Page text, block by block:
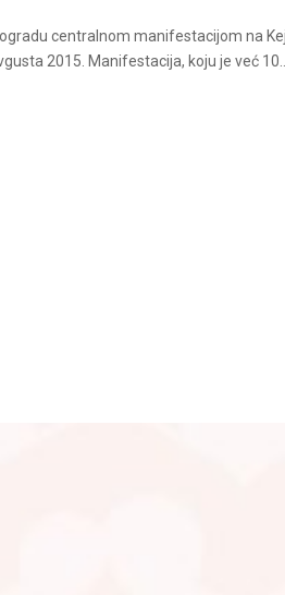
centralnom manifestacijom na
2015. Manifestacija, koju je već